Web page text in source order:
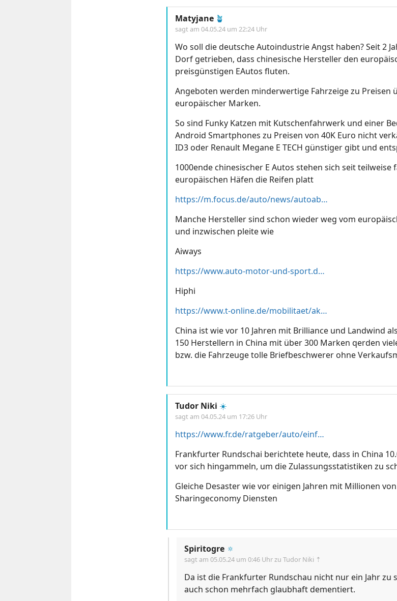
Matyjane 🪴
sagt am 04.05.24 um 22:24 Uhr
Wo soll die deutsche Autoindustrie Angst haben? Seit 2
Dorf getrieben, dass chinesische Hersteller den
preisgünstigen EAutos fluten.
Angeboten werden minderwertige Fahrzeige zu Preisen
europäischer Marken.
So sind Funky Katzen mit Kutschenfahrwerk und einer
Android Smartphones zu Preisen von 40K Euro nicht
ID3 oder Renault Megane E TECH günstiger gibt und
1000ende chinesischer E Autos stehen sich seit teilweise
europäischen Häfen die Reifen platt
https://m.focus.de/auto/news/autoabsatz/china-drueckt-tausende-e-autos-in-den-markt-jetzt-parken-sie-in-deutschen-haefen_id_259856041.html
Manche Hersteller sind schon wieder weg vom
und inzwischen pleite wie
Aiways
https://www.auto-motor-und-sport.de/verkehr/elektroautohersteller-aiways-pleite-euronics/
Hiphi
https://www.t-online.de/mobilitaet/aktuelles/id_100349572/automarke-hiphi-aus-china-hersteller-offenbar-vor-insolvenz.html
China ist wie vor 10 Jahren mit Brilliance und Landwind
150 Herstellern in China mit über 300 Marken qerden
bzw. die Fahrzeuge tolle Briefbeschwerer ohne
Tudor Niki ☀️
sagt am 04.05.24 um 17:26 Uhr
https://www.fr.de/ratgeber/auto/einfach-auf-einem-feld-verrotten-land-laesst-ueber-10-000-e-autos-zr-92365338.html
Frankfurter Rundschai berichtete heute, dass in China
vor sich hingammeln, um die Zulassungsstatistiken zu
Gleiche Desaster wie vor einigen Jahren mit Millionen
Sharingeconomy Diensten
Spiritogre 🔅
sagt am 05.05.24 um 0:46 Uhrzu Tudor Niki ⇡
Da ist die Frankfurter Rundschau nicht nur ein Jahr
auch schon mehrfach glaubhaft dementiert.